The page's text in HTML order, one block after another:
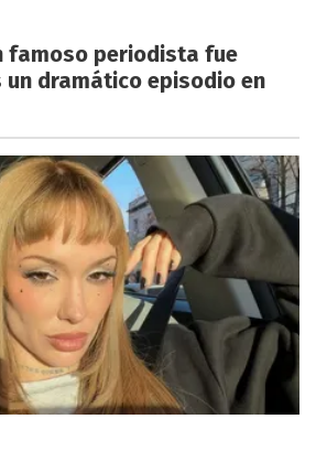
famoso periodista fue
dramático episodio en